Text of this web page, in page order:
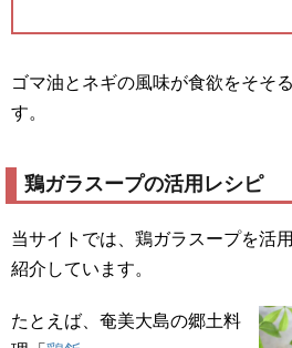
ゴマ油とネギの風味が食欲をそそ
す。
鶏ガラスープの活用レシピ
当サイトでは、鶏ガラスープを活
紹介しています。
たとえば、奄美大島の郷土料